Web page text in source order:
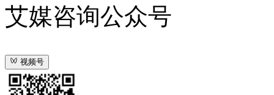
艾媒咨询公众号
视频号